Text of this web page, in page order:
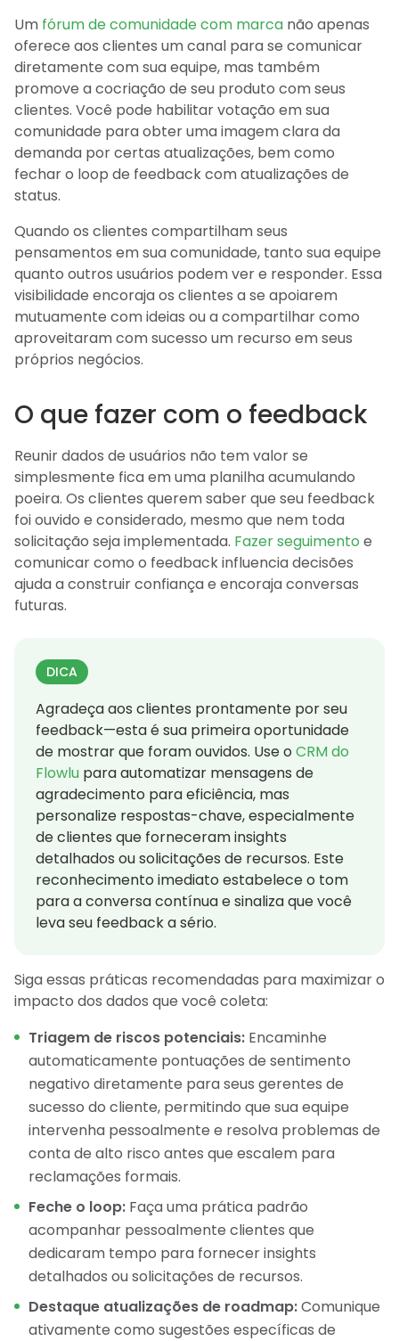
Um fórum de comunidade com marca não apenas
oferece aos clientes um canal para se comunicar
diretamente com sua equipe, mas também
promove a cocriação de seu produto com seus
clientes. Você pode habilitar votação em sua
comunidade para obter uma imagem clara da
demanda por certas atualizações, bem como
fechar o loop de feedback com atualizações de
status.
Quando os clientes compartilham seus
pensamentos em sua comunidade, tanto sua equipe
quanto outros usuários podem ver e responder. Essa
visibilidade encoraja os clientes a se apoiarem
mutuamente com ideias ou a compartilhar como
aproveitaram com sucesso um recurso em seus
próprios negócios.
O que fazer com o feedback
Reunir dados de usuários não tem valor se
simplesmente fica em uma planilha acumulando
poeira. Os clientes querem saber que seu feedback
foi ouvido e considerado, mesmo que nem toda
solicitação seja implementada. Fazer seguimento e
comunicar como o feedback influencia decisões
ajuda a construir confiança e encoraja conversas
futuras.
DICA
Agradeça aos clientes prontamente por seu
feedback—esta é sua primeira oportunidade
de mostrar que foram ouvidos. Use o CRM do
Flowlu para automatizar mensagens de
agradecimento para eficiência, mas
personalize respostas-chave, especialmente
de clientes que forneceram insights
detalhados ou solicitações de recursos. Este
reconhecimento imediato estabelece o tom
para a conversa contínua e sinaliza que você
leva seu feedback a sério.
Siga essas práticas recomendadas para maximizar o
impacto dos dados que você coleta:
Triagem de riscos potenciais: Encaminhe
automaticamente pontuações de sentimento
negativo diretamente para seus gerentes de
sucesso do cliente, permitindo que sua equipe
intervenha pessoalmente e resolva problemas de
conta de alto risco antes que escalem para
reclamações formais.
Feche o loop: Faça uma prática padrão
acompanhar pessoalmente clientes que
dedicaram tempo para fornecer insights
detalhados ou solicitações de recursos.
Destaque atualizações de roadmap:Comunique
ativamente como sugestões específicas de